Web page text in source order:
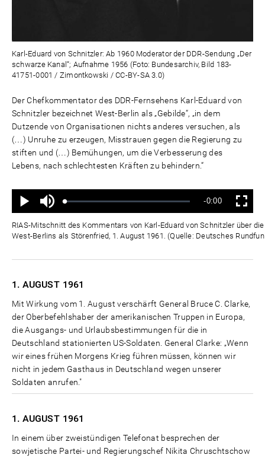
Karl-Eduard von Schnitzler: Ab 1960 Moderator der DDR-Sendung „Der
schwarze Kanal“; Aufnahme 1956 (Foto: Bundesarchiv, Bild 183-
41751-0001 / Zimontkowski / CC-BY-SA 3.0)
Der Chefkommentator des DDR-Fernsehens Karl-Eduard von
Schnitzler bezeichnet West-Berlin als „Gebilde“, „in dem
Dutzende von Organisationen nichts anderes versuchen, als
(…) Unruhe zu erzeugen, Misstrauen gegen die Regierung zu
stiften und (…) Bemühungen, um die Verbesserung des
Lebens, nach schlechtesten Kräften zu behindern.“
Wiedergabe
Ton
aus
Geladen:
Status:
Verbleibende
Zeit
-0:00 Vollbild
RIAS-Mitschnitt des Kommentars von Karl-Eduard von Schnitzler über
West-Berlins als Störenfried, 1. August 1961. (Quelle: Deutsches
1. AUGUST 1961
Mit Wirkung vom 1. August verschärft General Bruce C. Clarke,
der Oberbefehlshaber der amerikanischen Truppen in Europa,
die Ausgangs- und Urlaubsbestimmungen für die in
Deutschland stationierten US-Soldaten. General Clarke: „Wenn
wir eines frühen Morgens Krieg führen müssen, können wir
nicht in jedem Gasthaus in Deutschland wegen unserer
Soldaten anrufen."
1. AUGUST 1961
In einem über zweistündigen Telefonat besprechen der
sowjetische Partei- und Regierungschef Nikita Chruschtschow